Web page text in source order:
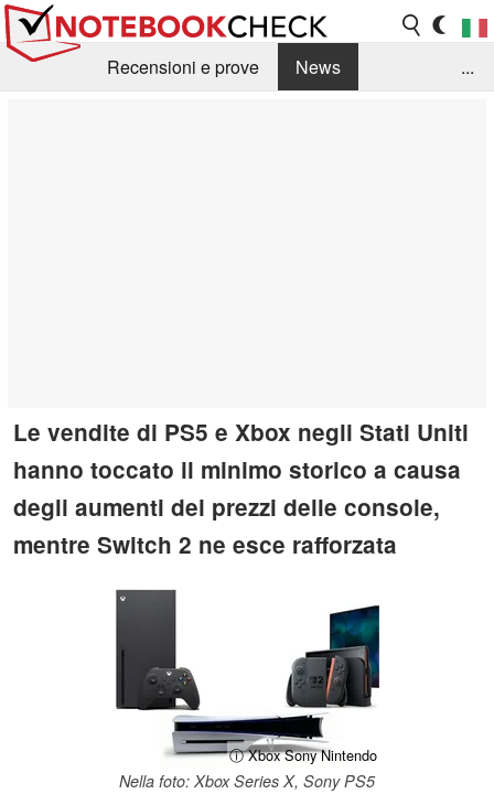
Recensioni e prove
News
...
Le vendite di PS5 e Xbox negli Stati Uniti
hanno toccato il minimo storico a causa
degli aumenti dei prezzi delle console,
mentre Switch 2 ne esce rafforzata
ⓘ Xbox Sony Nintendo
Nella foto: Xbox Series X, Sony PS5